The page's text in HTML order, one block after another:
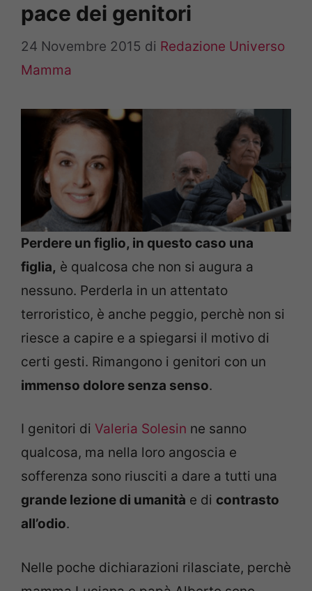
pace dei genitori
24 Novembre 2015 di Redazione Universo
Mamma
Perdere un figlio, in questo caso una
figlia, è qualcosa che non si augura a
nessuno. Perderla in un attentato
terroristico, è anche peggio, perchè non si
riesce a capire e a spiegarsi il motivo di
certi gesti. Rimangono i genitori con un
immenso dolore senza senso.
I genitori di Valeria Solesin ne sanno
qualcosa, ma nella loro angoscia e
sofferenza sono riusciti a dare a tutti una
grande lezione di umanità e di contrasto
all’odio.
Nelle poche dichiarazioni rilasciate, perchè